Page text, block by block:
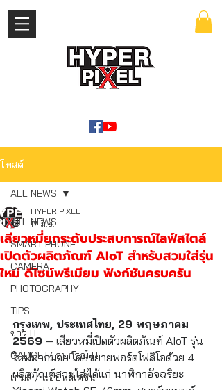
โพสต์
ALL NEWS
SMART PHONE
CAMERA
PHOTOGRAPHY
TIPS
ข่าว IT
GADGET/ อุปกรณ์ IT
เกมส์ / แอปพลิเคชั่น
ALL NEWS
เสียวหมี่ยกระดับประสบการณ์ไลฟ์สไตล์
เปิดตัวผลิตภัณฑ์ AIoT สำหรับสวมใส่รุ่น
ใหม่ ดีไซน์พรีเมียม ฟังก์ชันครบครัน
HYPER PIXEL
17 มิ.ย.
กรุงเทพ, ประเทศไทย, 29 พฤษภาคม
2569 — เสียวหมี่เปิดตัวผลิตภัณฑ์ AIoT รุ่น
ใหม่มากมาย โดยขยายพอร์ตโฟลิโอด้วย 4
ผลิตภัณฑ์สวมใส่ ได้แก่ นาฬิกาอัจฉริยะ